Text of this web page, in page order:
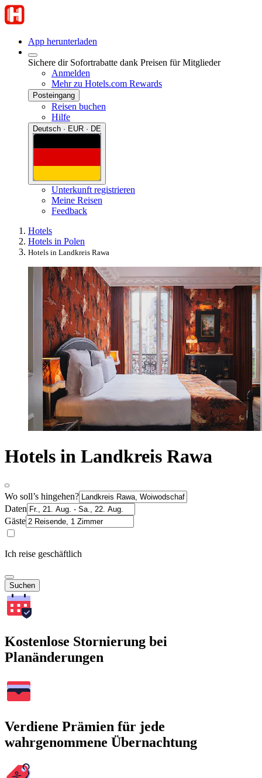
App herunterladen
Sichere dir Sofortrabatte dank Preisen für Mitglieder
Anmelden
Mehr zu Hotels.com Rewards
Posteingang
Reisen buchen
Hilfe
Deutsch · EUR · DE
Unterkunft registrieren
Meine Reisen
Feedback
Hotels
Hotels in Polen
Hotels in Landkreis Rawa
Hotels in Landkreis Rawa
Wo soll’s hingehen?
Daten
Gäste
Ich reise geschäftlich
Suchen
Kostenlose Stornierung bei
Planänderungen
Verdiene Prämien für jede
wahrgenommene Übernachtung